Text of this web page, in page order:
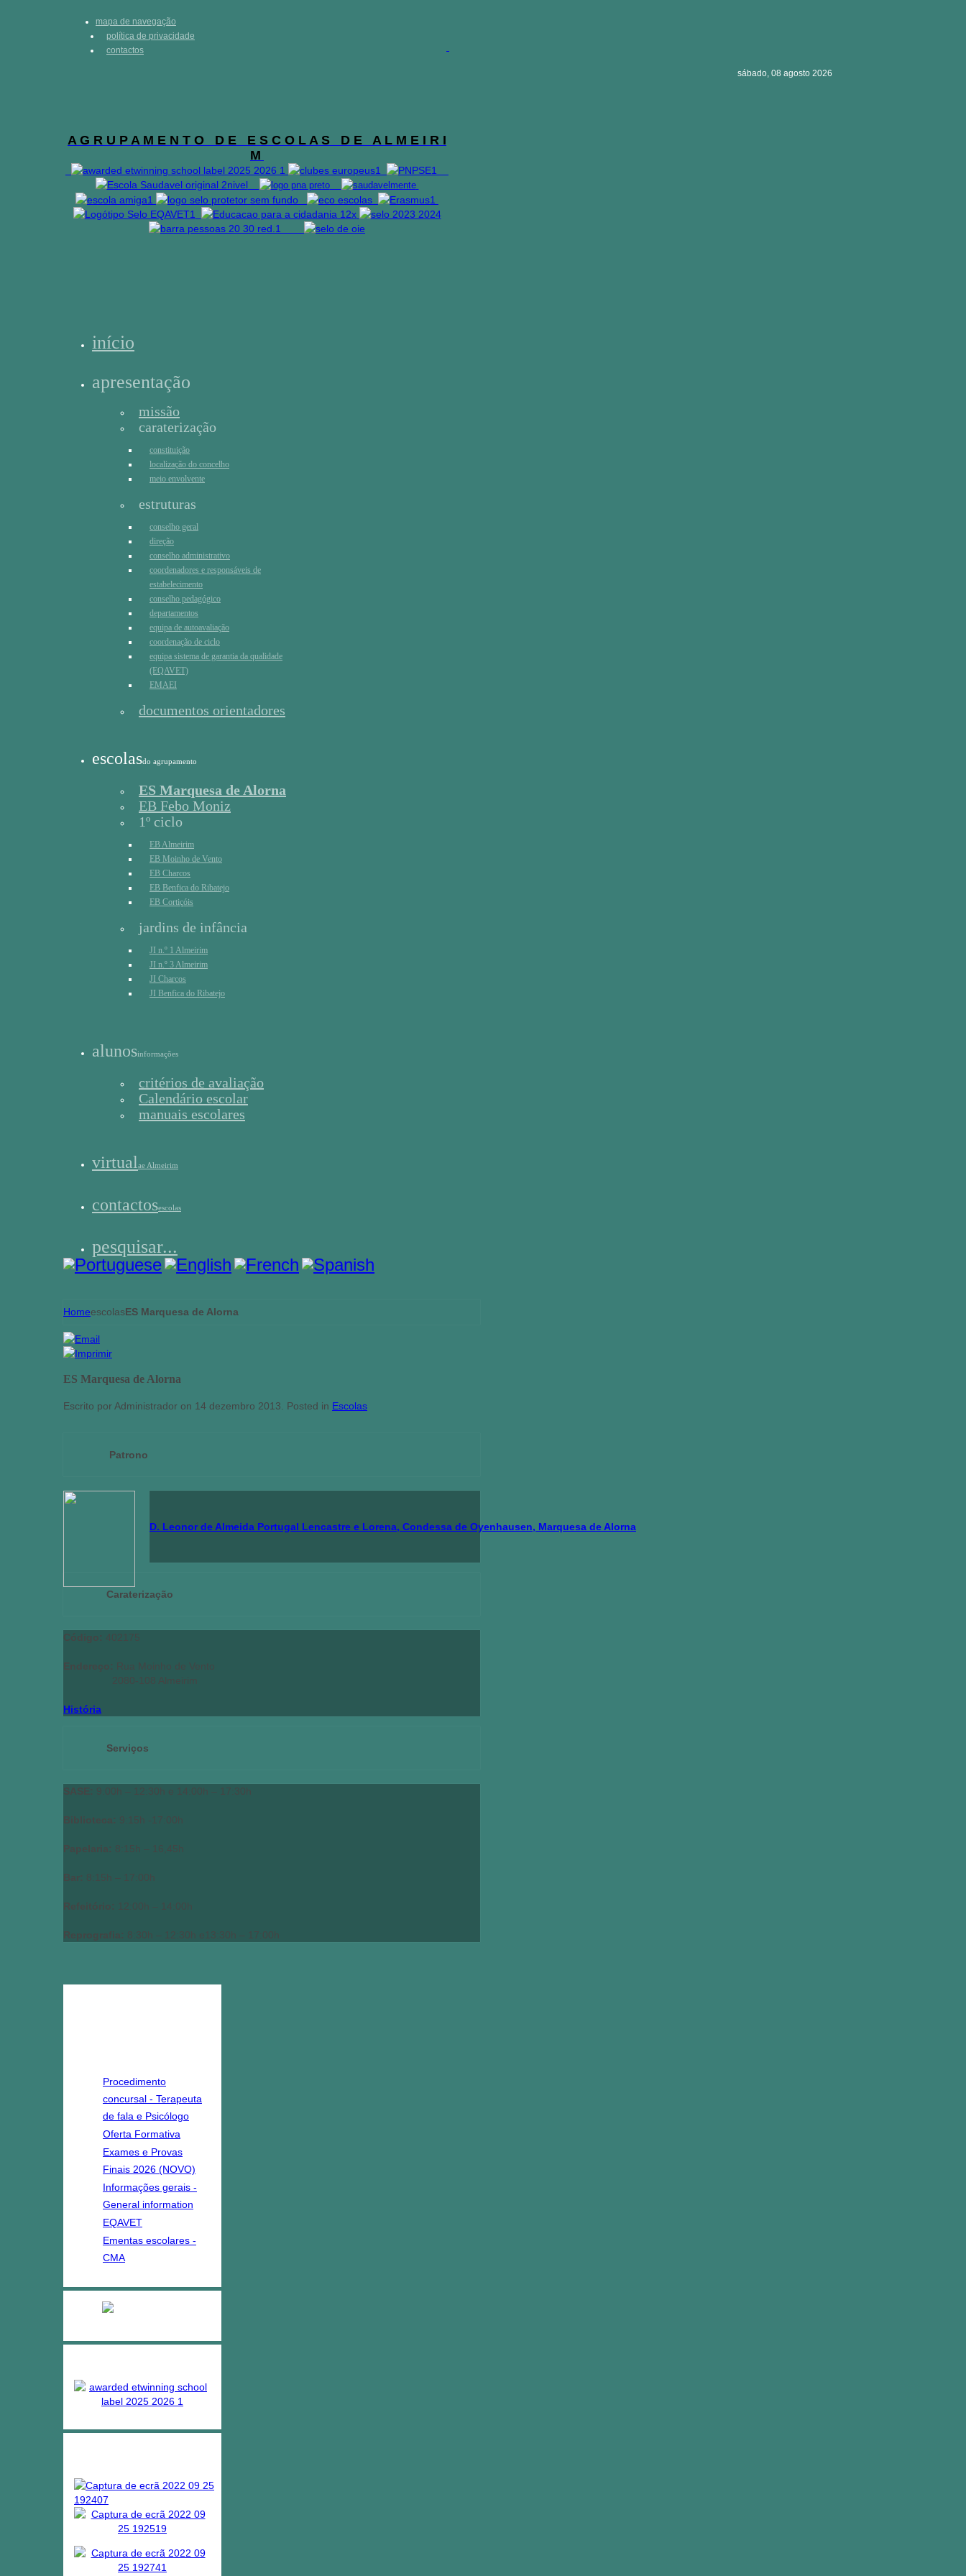
mapa de navegação
política de privacidade
contactos
sábado, 08 agosto 2026
A G R U P A M E N T O D E E S C O L A S D E A L M E I R I
M
início
apresentação
missão
caraterização
constituição
localização do concelho
meio envolvente
estruturas
conselho geral
direção
conselho administrativo
coordenadores e responsáveis de
estabelecimento
conselho pedagógico
departamentos
equipa de autoavaliação
coordenação de ciclo
equipa sistema de garantia da qualidade
(EQAVET)
EMAEI
documentos orientadores
escolasdo agrupamento
ES Marquesa de Alorna
EB Febo Moniz
1º ciclo
EB Almeirim
EB Moinho de Vento
EB Charcos
EB Benfica do Ribatejo
EB Cortiçóis
jardins de infância
JI n.º 1 Almeirim
JI n.º 3 Almeirim
JI Charcos
JI Benfica do Ribatejo
alunosinformações
critérios de avaliação
Calendário escolar
manuais escolares
virtualae Almeirim
contactosescolas
pesquisar...
HomeescolasES Marquesa de Alorna
ES Marquesa de Alorna
Escrito por Administrador on 14 dezembro 2013 . Posted in Escolas
Patrono
D. Leonor de Almeida Portugal Lencastre e Lorena, Condessa de Oyenhausen, Marquesa de Alorna
Caraterização
Código: 402175
Endereço: Rua Moinho de Vento
                 2080-108 Almeirim
História
Serviços
SASE: 9:00h – 12:30h e 14:00h – 17:30h
Biblioteca: 9:15h -17:00h
Papelaria: 8:15h – 16,45h
Bar: 8:15h – 17:00h
Refeitório: 12:00h – 14:00h
Reprografia: 8:30h – 12:30h e13:30h – 17:00h
Procedimento
concursal - Terapeuta
de fala e Psicólogo
Oferta Formativa
Exames e Provas
Finais 2026 (NOVO)
Informações gerais -
General information
EQAVET
Ementas escolares -
CMA